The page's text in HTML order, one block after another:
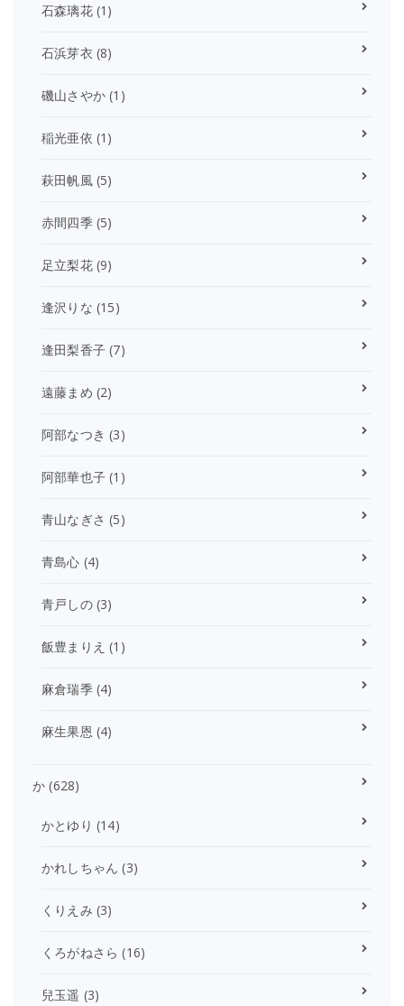
石森璃花(1)
石浜芽衣 (8)
磯山さやか (1)
稲光亜依 (1)
萩田帆風(5)
赤間四季(5)
足立梨花(9)
逢沢りな (15)
逢田梨香子 (7)
遠藤まめ (2)
阿部なつき (3)
阿部華也子 (1)
青山なぎさ (5)
青島心 (4)
青戸しの(3)
飯豊まりえ (1)
麻倉瑞季(4)
麻生果恩 (4)
か (628)
かとゆり (14)
かれしちゃん (3)
くりえみ (3)
くろがねさら (16)
兒玉遥 (3)